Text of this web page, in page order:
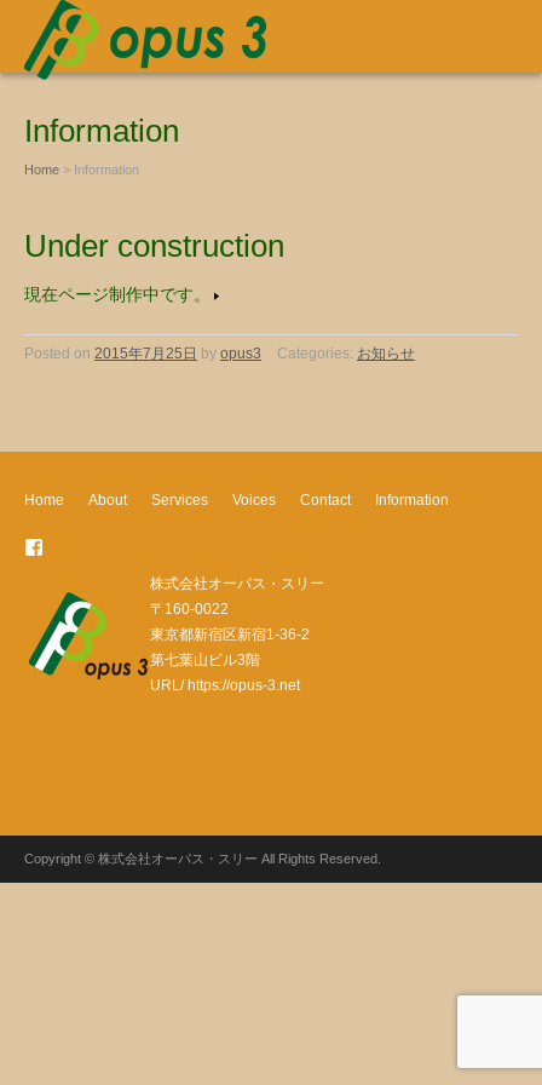
Information
Home > Information
Under construction
現在ページ制作中です。
Posted on 2015年7月25日 by opus3 Categories: お知らせ
Home About Services Voices Contact Information
eb
oo
株式会社オーパス・スリー
〒160-0022
東京都新宿区新宿1-36-2
第七葉山ビル3階
URL/ https://opus-3.net
Copyright © 株式会社オーパス・スリー All Rights Reserved.